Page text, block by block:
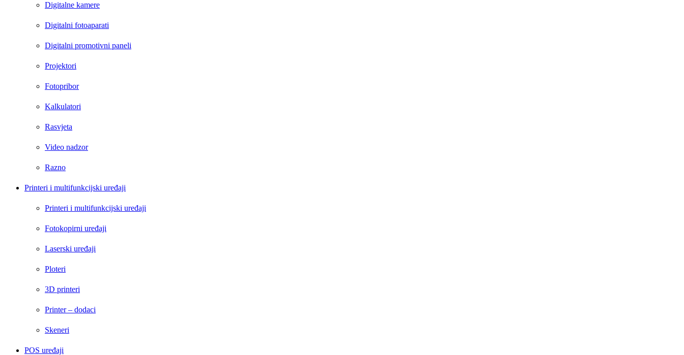
Digitalne kamere
Digitalni fotoaparati
Digitalni promotivni paneli
Projektori
Fotopribor
Kalkulatori
Rasvjeta
Video nadzor
Razno
Printeri i multifunkcijski uređaji
Printeri i multifunkcijski uređaji
Fotokopirni uređaji
Laserski uređaji
Ploteri
3D printeri
Printer – dodaci
Skeneri
POS uređaji